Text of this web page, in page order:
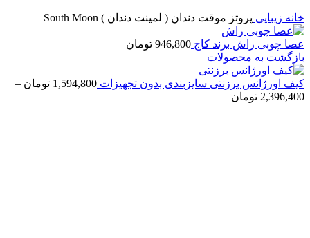
خانه زیبایی پروتز موقت دندان ( لمینت دندان ) South Moon
عصا چوبی راش برند کاج 946,800 تومان
بازگشت به محصولات
کیف اورژانس برزنتی سایزبندی بدون تجهیزات 1,594,800 تومان –
2,396,400 تومان